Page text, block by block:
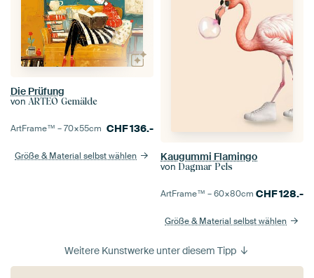
Die Prüfung
von ARTEO Gemälde
ArtFrame™ –70×55cm CHF136.-
Größe & Material selbst wählen Kaugummi Flamingo
von Dagmar Pels
ArtFrame™ –60×80cm CHF128.-
Größe & Material selbst wählen
Weitere Kunstwerke unter diesem Tipp